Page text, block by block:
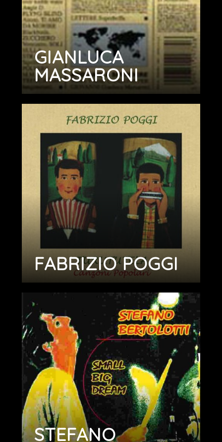
GIANLUCA
MASSARONI
FABRIZIO POGGI
STEFANO